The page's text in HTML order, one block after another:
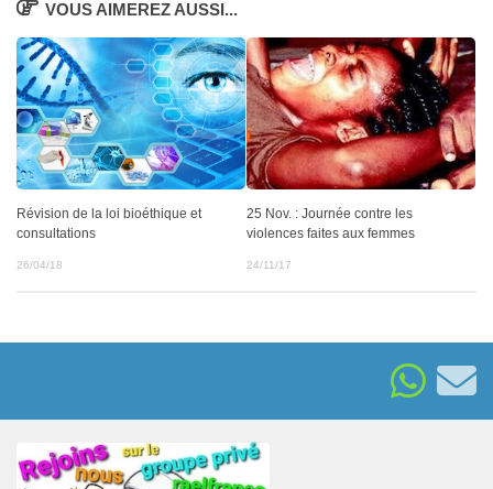
VOUS AIMEREZ AUSSI...
Révision de la loi bioéthique et
consultations
26/04/18
25 Nov. : Journée contre les
violences faites aux femmes
24/11/17